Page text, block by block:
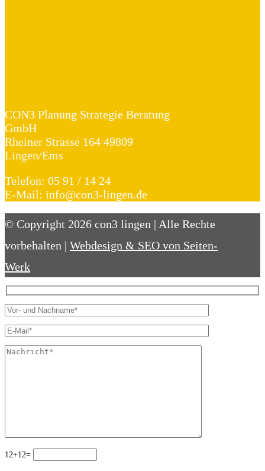
CON3 Planung Strategie Beratung
GmbH
Rheiner Strasse 164 49809
Lingen/Ems
Telefon: 05 91 / 14 24
E-Mail: info@con3-lingen.de
© Copyright 2026 con3 lingen | Alle Rechte
vorbehalten | Webdesign & SEO von Seiten-
Werk
12+12=